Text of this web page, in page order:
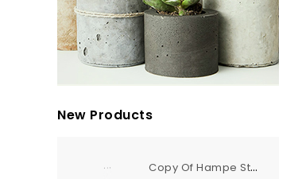
New Products
C
Opy Of Hampe Standard 2m Rayée Ferrule Crantée